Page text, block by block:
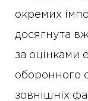
окремих
досягнута
за оцінками
оборонного
зовнішніх